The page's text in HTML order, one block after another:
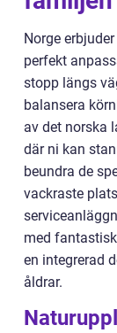
Norge
perfekt
stopp längs
balansera
av det norska
där ni kan
beundra de
vackraste
med
en integrerad
åldrar.